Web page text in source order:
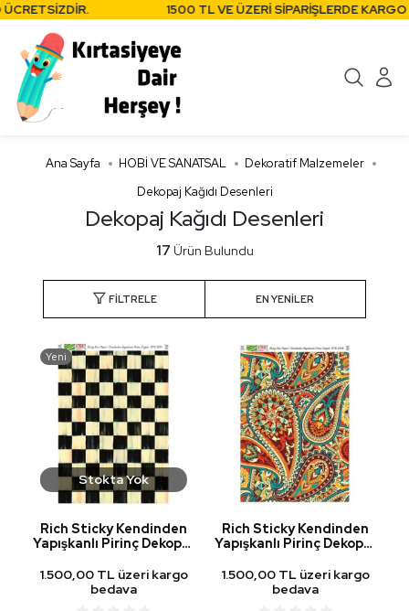
1500 TL VE ÜZERİ SİPARİŞLERDE KARGO
Ana Sayfa HOBİ VE SANATSAL
Dekoratif Malzemeler
Dekopaj Kağıdı Desenleri
Dekopaj Kağıdı Desenleri
17 Ürün Bulundu
FILTRELE
Yeni
Stokta Yok
Rich Sticky Kendinden
Yapışkanlı Pirinç Dekopaj
1.500,00 TL üzeri kargo
bedava
Rich Sticky Kendinden
Yapışkanlı Pirinç Dekopaj
1.500,00 TL üzeri kargo
bedava